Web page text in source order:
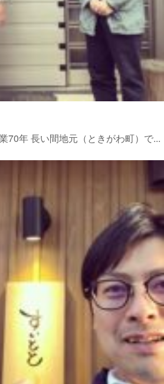
70年 長い間地元（ときがわ町）で...